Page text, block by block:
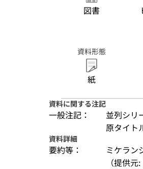
図書
資料形態
紙
資料に関する注記
一般注記：
並列シリ
原タイト
資料詳細
要約等：
ミケラン
（提供